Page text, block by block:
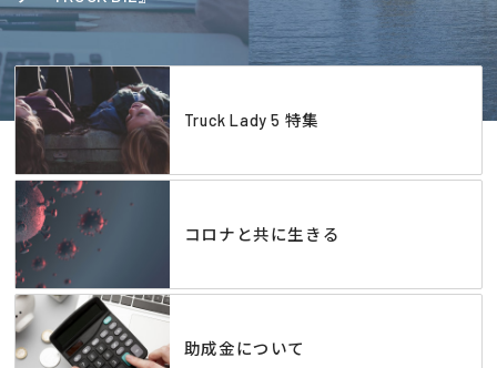
Truck Lady 5 特集
コロナと共に生きる
助成金について